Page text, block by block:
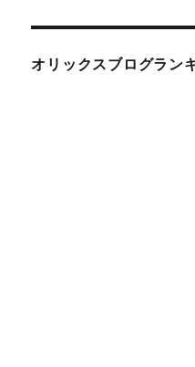
オリックスブログラン